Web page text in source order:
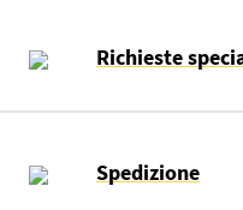
Richieste
Spedizione